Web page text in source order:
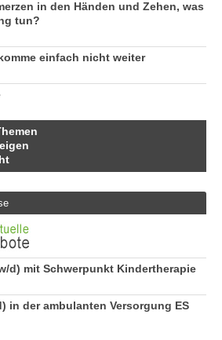
in den Händen und Zehen, was
tun?
einfach nicht weiter
d) mit Schwerpunkt Kindertherapie
in der ambulanten Versorgung ES